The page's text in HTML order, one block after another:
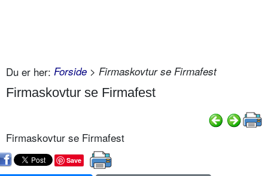
Du er her: Forside > Firmaskovtur se Firmafest
Firmaskovtur se Firmafest
Firmaskovtur se Firmafest
Save